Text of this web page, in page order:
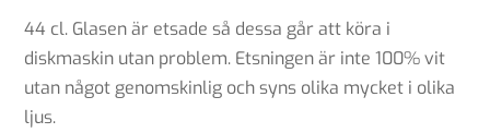
44 cl. Glasen är etsade så dessa går att köra i
diskmaskin utan problem. Etsningen är inte 100% vit
utan något genomskinlig och syns olika mycket i olika
ljus.